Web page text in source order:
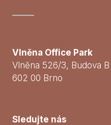
Vlněna Office Park
Vlněna 526/3, Budova B
602 00 Brno
Sledujte nás